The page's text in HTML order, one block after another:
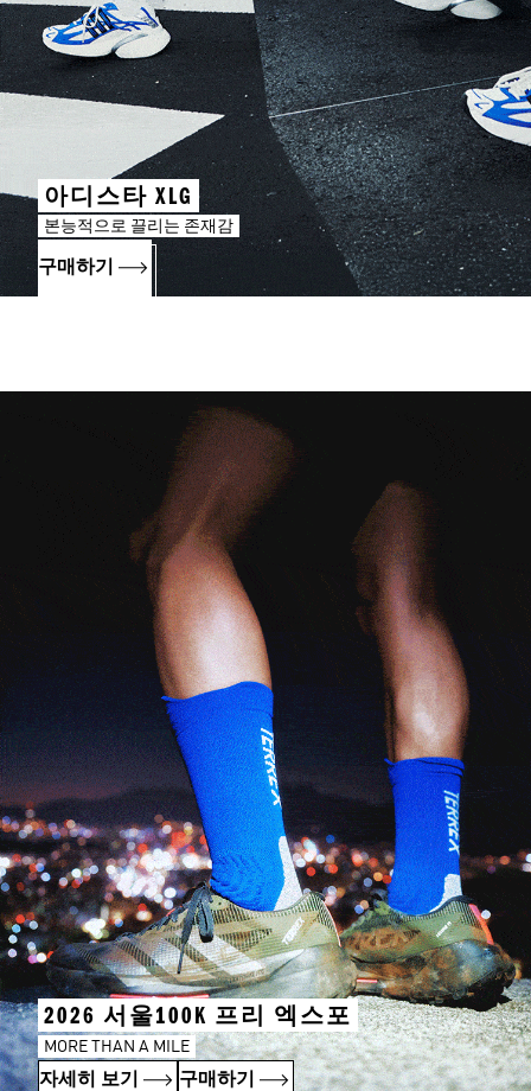
아디스타 XLG
본능적으로 끌리는 존재감
구매하기
2026 서울100K 프리 엑스포
MORE THAN A MILE
자세히 보기 구매하기